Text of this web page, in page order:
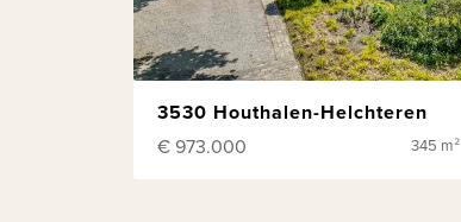
3530 Houthalen-Helchteren
€ 973.000
345 m²